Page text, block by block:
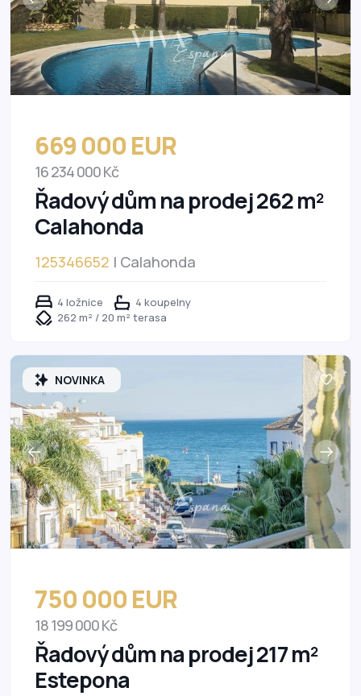
669 000 EUR
16 234 000 Kč
Řadový dům na prodej 262 m²
Calahonda
125346652 | Calahonda
4 ložnice
4 koupelny
262 m² / 20 m² terasa
NOVINKA
750 000 EUR
18 199 000 Kč
Řadový dům na prodej 217 m²
Estepona